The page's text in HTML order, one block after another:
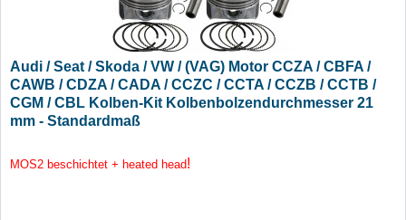
Audi / Seat / Skoda / VW / (VAG) Motor CCZA / CBFA /
CAWB / CDZA / CADA / CCZC / CCTA / CCZB / CCTB /
CGM / CBL Kolben-Kit Kolbenbolzendurchmesser 21
mm - Standardmaß
MOS2 beschichtet + heated head!